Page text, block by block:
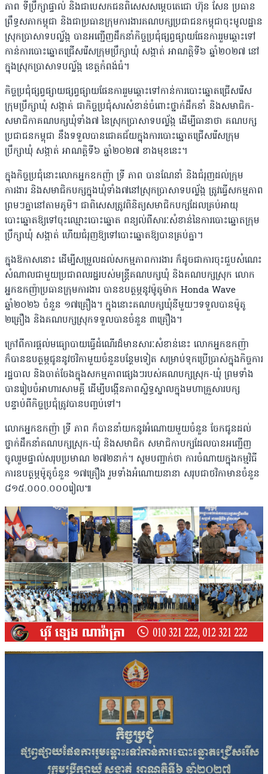
ភាព ទីប្រឹក្សា​ផ្ទាល់ និងជាបេសកជនពិសេសសម្ដេចតេជោ ហ៊ុន សែន ប្រធាន
ព្រឹទ្ធសភាកម្ពុជា និងជា​ប្រធាន​​ក្រុម​ការងារគណបក្សប្រជាជនកម្ពុជាចុះមូលដ្ឋាន
ស្រុកប្រាសាទបល្ល័ង្ក បានអញ្ជើញដឹក​នាំ​កិច្ច​ប្រជុំផ្សព្វផ្សាយផែនការរួមឆ្ពោះទៅ
កាន់ការបោះឆ្នោតជ្រើសរើសក្រុមប្រឹក្សាឃុំ សង្កាត់ អាណត្តិ​ទី៦ ឆ្នាំ២០២៧ នៅ
ក្នុងស្រុកប្រាសាទបល្ល័ង្ក ខេត្តកំពង់ធំ។
កិច្ចប្រជុំផ្សព្វផ្សាយផ្សព្វផ្សាយផែនការរួមឆ្ពោះទៅកាន់ការបោះឆ្នោតជ្រើសរើស
ក្រុមប្រឹក្សាឃុំ សង្កាត់ ជាកិច្ចប្រជុំសារសំខាន់ចំពោះថ្នាក់ដឹកនាំ និងសមាជិក-
សមាជិកាគណបក្សឃុំទាំង៧ នៃ​ស្រុកប្រាសាទបល្ល័ង្ក ដើម្បីធានាថា គណបក្ស
ប្រជាជនកម្ពុជា នឹងទទួលបានជោគ​ជ័យក្នុង​ការ​បោះឆ្នោតជ្រើសរើសក្រុម
ប្រឹក្សាឃុំ សង្កាត់ អាណត្តិទី៦ ឆ្នាំ២០២៧ ខាងមុខនេះ។
ក្នុងកិច្ចប្រជុំនោះលោកអ្នកឧកញ៉ា ទ្រី ភាព បានណែនាំ និងជំរុញដល់ក្រុម
ការងារ និងសមាជិក​បក្សក្នុងឃុំទាំង៧នៅស្រុកប្រាសាទបល្ល័ង្ក ត្រូវធ្វើសកម្មភាព
ព្រមៗគ្នានៅតាមភូមិ។ ជាពិសេស​ត្រូវពិនិត្យសមាជិកបក្សដែលគ្រប់អាយុ
បោះឆ្នោតឱ្យទៅចុះឈ្មោះបោះឆ្នោត ពន្យល់ពីសារៈ​សំខាន់​នៃការបោះឆ្នោតក្រុម
ប្រឹក្សាឃុំ សង្កាត់ ហើយជំរុញឱ្យទៅបោះឆ្នោតឱ្យបានគ្រប់គ្នា។
ក្នុងឱកាសនោះ ដើម្បីសម្រួលដល់សកម្មភាពការងារ ក៏ដូចជាការចុះជួបសំណេះ​
សំណាល​ជា​មួយ​ប្រជាពលរដ្ឋរបស់មន្ត្រីគណបក្សឃុំ និងគណបក្សស្រុក លោក
អ្នកឧកញ៉ាប្រធានក្រុម​ការ​ងារ បានឧបត្ថម្ភនូវម៉ូតូម៉ាក Honda Wave
ឆ្នាំ២០២៦ ចំនួន ១៧គ្រឿង។ ក្នុងនោះគណ​បក្ស​ឃុំនីមួយៗទទួលបានម៉ូតូ
២គ្រឿង និងគណបក្សស្រុកទទួលបានចំនួន ៣គ្រឿង។
ក្រៅពីការផ្តល់មធ្យោបាយធ្វើដំណើរដ៏មានសារៈសំខាន់នេះ លោកអ្នកឧកញ៉ា
ក៏បានឧបត្ថម្ភ​ជូន​នូវថវិកាមួយចំនួនបន្ថែមទៀត សម្រាប់ទុកប្រើប្រាស់ក្នុងកិច្ចការ
រដ្ឋបាល និងចាត់ចែង​ក្នុង​សកម្ម​​ភាពផ្សេងៗរបស់គណបក្សស្រុក-ឃុំ ព្រមទាំង
បានរៀបចំអាហារសាមគ្គី ដើម្បីបង្កើន​ភាពស្និទ្ធស្នាលក្នុងមហាគ្រួសារបក្ស
បន្ទាប់ពីកិច្ចប្រជុំត្រូវបានបញ្ចប់ទៅ។
លោកអ្នកឧកញ៉ា ទ្រី ភាព ក៏បាននាំយកនូវអំណោយមួយចំនួន ចែកជូនដល់
ថ្នាក់ដឹកនាំ​គណបក្សស្រុក-ឃុំ និងសមាជិក សមាជិកាបក្សដែលបានអញ្ជើញ
ចូលរួមផ្ទាល់សរុបប្រមាណ ២៧២នាក់។ សូមបញ្ជាក់ថា ការចំណាយក្នុងកម្មវិធី
ការឧបត្ថម្ភ​ម៉ូតូ​ចំនួន ១៧គ្រឿង រួមទាំង​អំណោយនានា សរុបជាថវិកាមានចំនួន
៨១៥.០០០.០០០រៀល៕